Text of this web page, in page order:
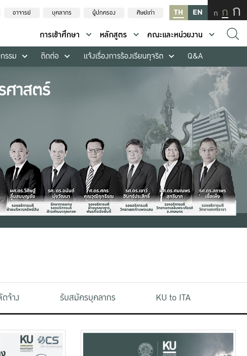
อาจารย์ บุคลากร ผู้ปกครอง ศิษย์เก่า TH EN ก ก ก
การเข้าศึกษา หลักสูตร
คณะและหน่วยงาน
รรม ติดต่อ แจ้งเรื่องการร้องเรียนทุจริต Q&A
จ้าง รับสมัครบุคลากร KU to ITA